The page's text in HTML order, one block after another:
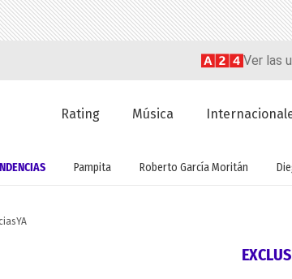
Ver las
Rating Música
Pampita Roberto García Moritán